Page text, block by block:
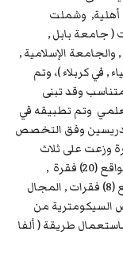
وشملت
( جامعة بابل ,
الإسلامية ,
, في كربلاء )، وتم
وقد تبنى
وتم تطبيقه في
وفق التخصص
الخدمة. والمكون من (40) فقرة وزعت على ثلاث
مجالات (المجال الأول: ادارة التعلم الإلكتروني بواقع (20) فقرة ,
المجال الثاني: المحتوى التعليمي الرقمي بواقع (8) فقرات , المجال
السيكومترية من
طريقة ( ألفا